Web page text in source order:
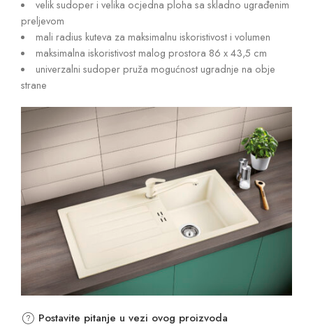
velik sudoper i velika ocjedna ploha sa skladno ugrađenim
preljevom
mali radius kuteva za maksimalnu iskoristivost i volumen
maksimalna iskoristivost malog prostora 86 x 43,5 cm
univerzalni sudoper pruža mogućnost ugradnje na obje
strane
Postavite pitanje u vezi ovog proizvoda